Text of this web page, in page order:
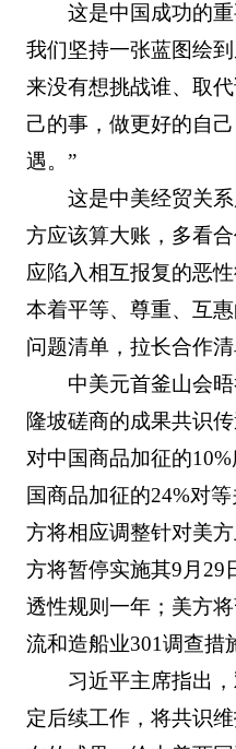
这是中国成功的
我们坚持一张蓝图绘
来没有想挑战谁、取
己的事，做更好的自
遇。”
这是中美经贸关
方应该算大账，多看
应陷入相互报复的恶
本着平等、尊重、互
问题清单，拉长合作
中美元首釜山会
隆坡磋商的成果共识
对中国商品加征的
国商品加征的24%对
方将相应调整针对美
方将暂停实施其9月29
透性规则一年；美方
流和造船业301调查
习近平主席指出
定后续工作，将共识